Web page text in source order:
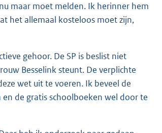
maar moet melden. Ik herinner hem
het allemaal kosteloos moet zijn,
gehoor. De SP is beslist niet
Besselink steunt. De verplichte
wet uit te voeren. Ik beveel de
de gratis schoolboeken wel door te